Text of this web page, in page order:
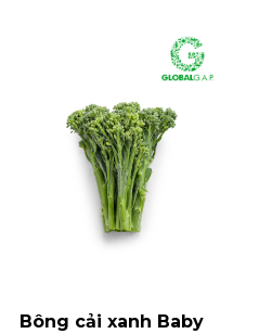
Bông cải xanh Baby